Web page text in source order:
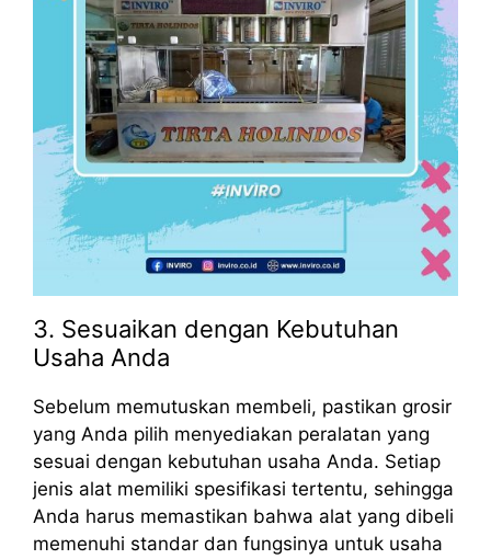
3. Sesuaikan dengan Kebutuhan
Usaha Anda
Sebelum memutuskan membeli, pastikan grosir
yang Anda pilih menyediakan peralatan yang
sesuai dengan kebutuhan usaha Anda. Setiap
jenis alat memiliki spesifikasi tertentu, sehingga
Anda harus memastikan bahwa alat yang dibeli
memenuhi standar dan fungsinya untuk usaha